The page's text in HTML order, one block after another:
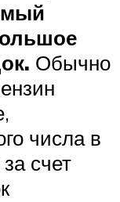
Обычно
числа в
счет